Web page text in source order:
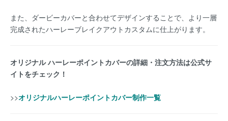
また、ダービーカバーと合わせてデザインすることで、より一層
完成されたハーレーブレイクアウトカスタムに仕上がります。
オリジナル ハーレーポイントカバーの詳細・注文方法は公式サ
イトをチェック！
>>オリジナルハーレーポイントカバー制作一覧